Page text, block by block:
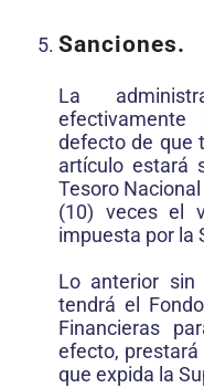
Sanciones.
La
efectivamente
defecto de que
artículo estará
Tesoro
(10) veces el
impuesta por la
Lo anterior sin
tendrá el
Financieras
efecto,
que expida la